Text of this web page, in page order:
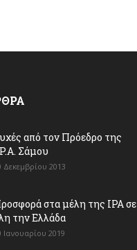
από τον Πρόεδρο της
Σάμου
Δεκεμβρίου 2013
στα μέλη της ΙΡΑ σε
την Ελλάδα
Ιανουαρίου 2019